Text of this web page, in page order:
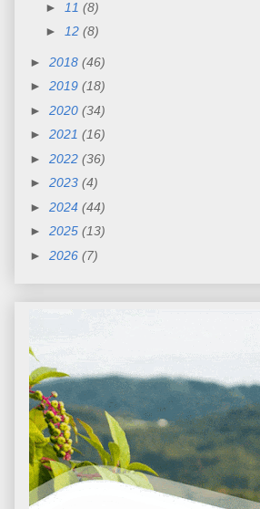
►
11 (8)
►
12 (8)
► 2018 (46)
► 2019 (18)
► 2020 (34)
► 2021 (16)
► 2022 (36)
► 2023 (4)
► 2024 (44)
► 2025 (13)
► 2026 (7)